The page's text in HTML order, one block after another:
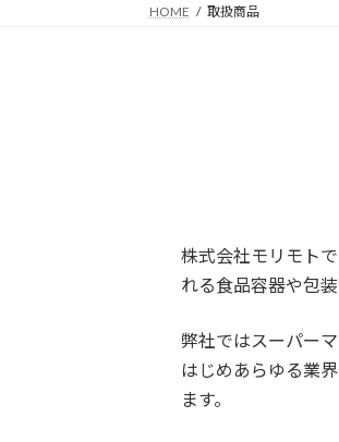
HOME 取扱商品
株式会社モリモト
れる食品容器や包
弊社ではスーパー
はじめあらゆる業
ます。